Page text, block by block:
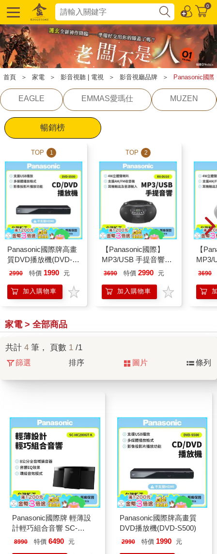
0
首頁 ＞ 家電 ＞ 影音視聽 | 電視 ＞ 影音視廳品牌 ＞ Panasonic國際
EAGLE EMMAS愛瑪仕 MUZEN
暢銷榜
TOP 1
Panasonic國際牌高畫
質DVD播放機(DVD-
S500)
2990 特價 1990 元
加入購物車
TOP 2
【Panasonic國際】
MP3/USB 手提音響
RX-DU10 黑色
3690 特價 2990 元
加入購物車
【
MP3/
3690
家電 > 全部商品
共計 4 筆， 頁數 1 /1
篩選 排序 圖片 條列
Panasonic國際牌 輕薄設
計輕巧組合音響 SC-
HC200GT-K
8990 特價 6490 元
Panasonic國際牌高畫質
DVD播放機(DVD-S500)
2990 特價 1990 元